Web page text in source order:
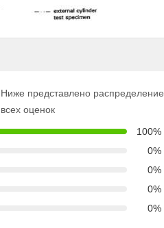
Ниже представлено распределение
всех оценок
100%
0%
0%
0%
0%